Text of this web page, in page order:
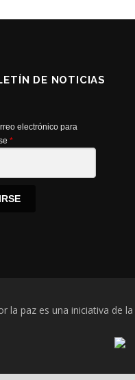
DE NOTICIAS
electrónico para
*
la paz es una iniciativa de la